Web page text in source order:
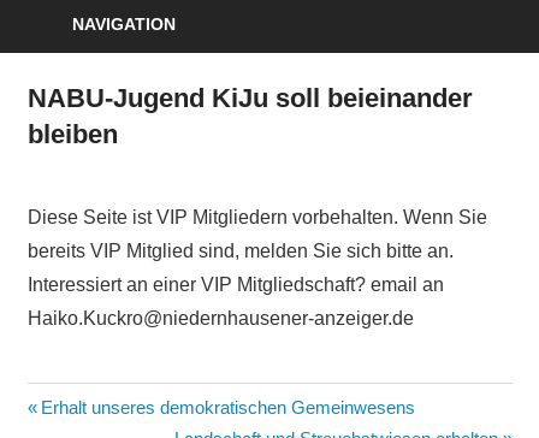
NAVIGATION
NABU-Jugend KiJu soll beieinander
bleiben
Diese Seite ist VIP Mitgliedern vorbehalten. Wenn Sie
bereits VIP Mitglied sind, melden Sie sich bitte an.
Interessiert an einer VIP Mitgliedschaft? email an
Haiko.Kuckro@niedernhausener-anzeiger.de
Beitragsnavigation
Vorheriger
Erhalt unseres demokratischen Gemeinwesens